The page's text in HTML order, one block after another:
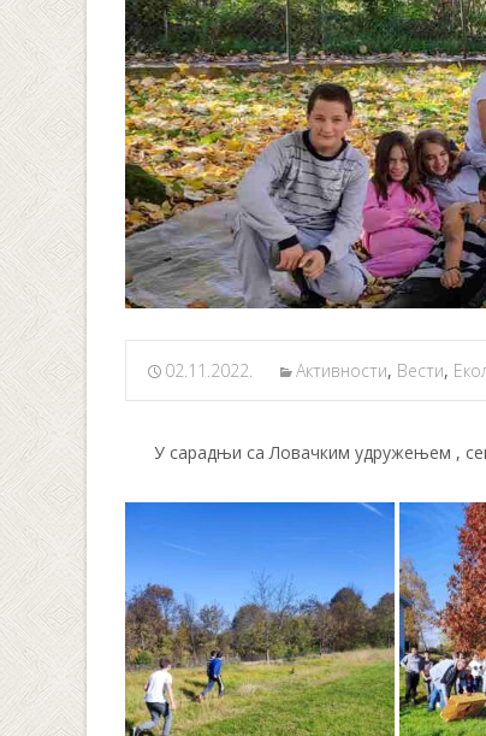
02.11.2022. Активности, Вести,
У сарадњи са Ловачким удружењем ,